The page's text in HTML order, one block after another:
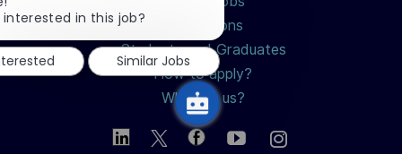
Professions
Students and Graduates
How to apply?
Why join us?
interested in this job?
notification
Similar Jobs